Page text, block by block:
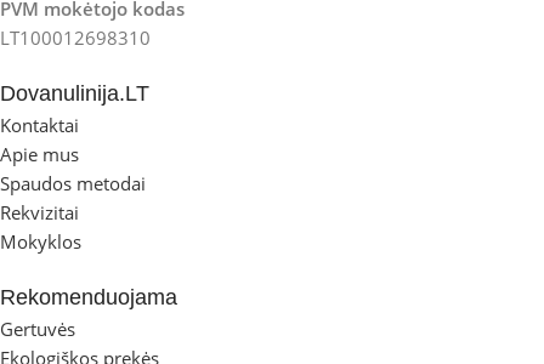
PVM mokėtojo kodas
LT100012698310
Dovanulinija.LT
Kontaktai
Apie mus
Spaudos metodai
Rekvizitai
Mokyklos
Rekomenduojama
Gertuvės
Ekologiškos prekės